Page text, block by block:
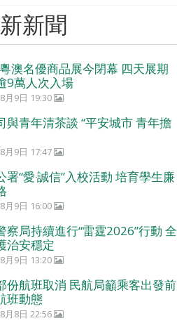
新聞
澳名優商品展今閉幕 四天展期
9萬人次入場
月9日 19:30
與青年清茶談 “平安城市 青年擔
月9日 17:47
署“愛‧誠信”入校活動 培育學生廉
月9日 16:00
察局持續進行“雷霆2026”行動 全
治安穩定
月9日 13:20
份航班取消 民航局籲乘客出發前
班動態
月8日 22:56